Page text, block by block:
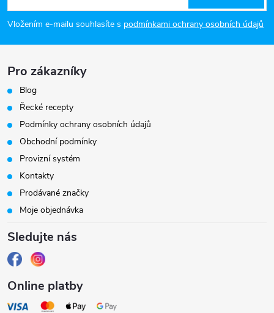
p
a
t
Vložením e-mailu souhlasíte s podmínkami ochrany osobních údajů
Pro zákazníky
Blog
Řecké recepty
Podmínky ochrany osobních údajů
Obchodní podmínky
Provizní systém
Kontakty
Prodávané značky
Moje objednávka
Sledujte nás
Online platby